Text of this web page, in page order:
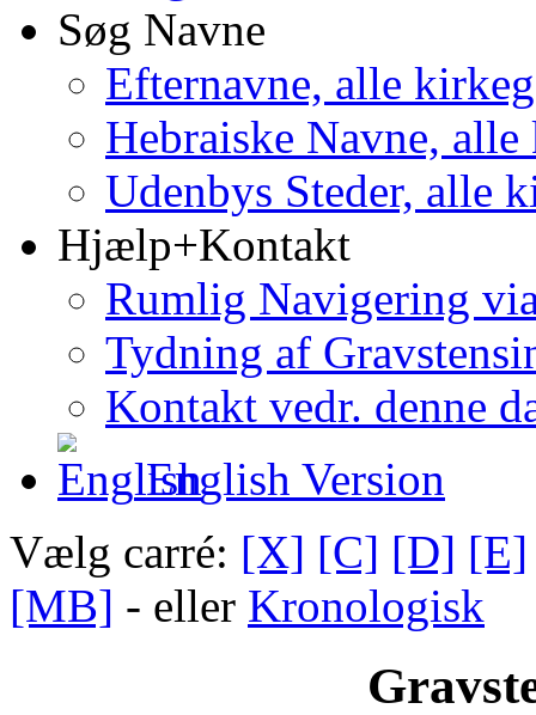
Søg Navne
Efternavne, alle
Hebraiske Navne,
Udenbys Steder, alle
Hjælp+Kontakt
Rumlig Navigering
Tydning af
Kontakt vedr. denne
English Version
Vælg carré: [X] [C] [D] [E]
[MB] - eller Kronologisk